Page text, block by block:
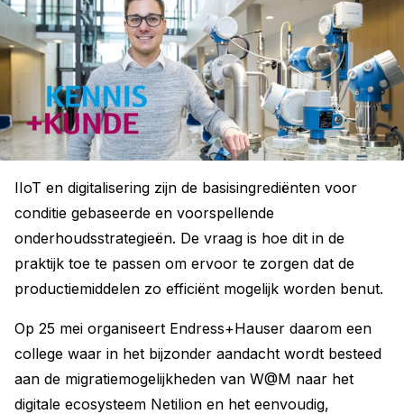
IIoT en digitalisering zijn de basisingrediënten voor
conditie gebaseerde en voorspellende
onderhoudsstrategieën. De vraag is hoe dit in de
praktijk toe te passen om ervoor te zorgen dat de
productiemiddelen zo efficiënt mogelijk worden benut.
Op 25 mei organiseert Endress+Hauser daarom een
college waar in het bijzonder aandacht wordt besteed
aan de migratiemogelijkheden van W@M naar het
digitale ecosysteem Netilion en het eenvoudig,